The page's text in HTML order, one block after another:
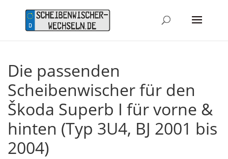
Die passenden
Scheibenwischer für den
Škoda Superb I für vorne &
hinten (Typ 3U4, BJ 2001 bis
2004)